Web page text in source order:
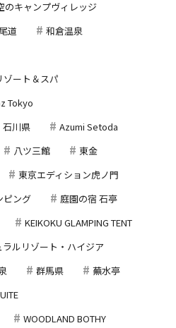
のキャンプヴィレッジ
道
和倉温泉
ート＆スパ
Tokyo
石川県
Azumi Setoda
八ツ三館
東金
東京エディション虎ノ門
ング
庭園の宿 石亭
KEIKOKU GLAMPING TENT
ラルリゾート・ハイジア
群馬県
蕪水亭
WOODLAND BOTHY